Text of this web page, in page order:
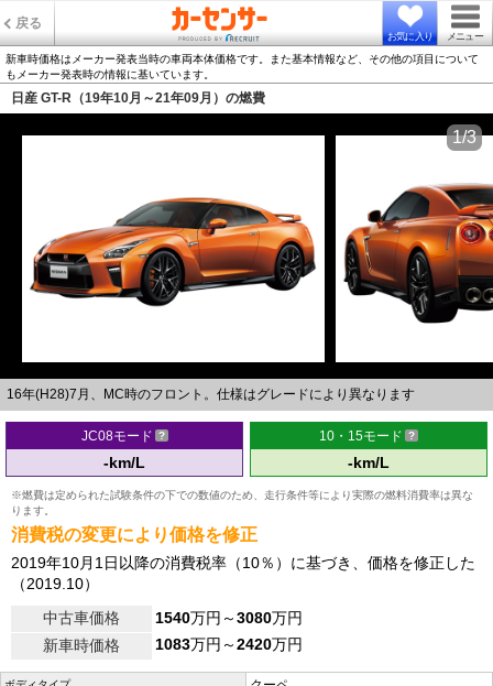
戻る
お気に入り メニュー
新車時価格はメーカー発表当時の車両本体価格です。また基本情報など、その他の項目について
もメーカー発表時の情報に基いています。
日産 GT-R（19年10月～21年09月）の燃費
16年(H28)7月、MC時のフロント。仕様はグレードにより異なります
1/3
JC08モード
-km/L
10・15モード
-km/L
※燃費は定められた試験条件の下での数値のため、走行条件等により実際の燃料消費率は異な
ります。
消費税の変更により価格を修正
2019年10月1日以降の消費税率（10％）に基づき、価格を修正した
（2019.10）
中古車価格
1540万円～3080万円
新車時価格
1083万円～2420万円